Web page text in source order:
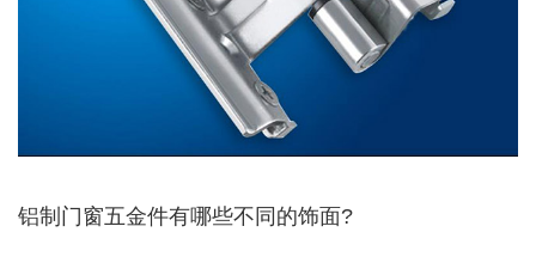
铝制门窗五金件有哪些不同的饰面?